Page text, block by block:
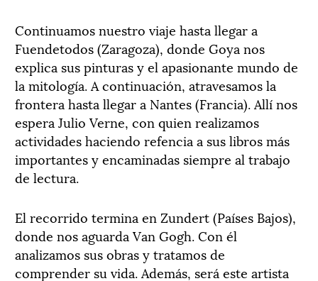
Continuamos nuestro viaje hasta llegar a
Fuendetodos (Zaragoza), donde Goya nos
explica sus pinturas y el apasionante mundo de
la mitología. A continuación, atravesamos la
frontera hasta llegar a Nantes (Francia). Allí nos
espera Julio Verne, con quien realizamos
actividades haciendo refencia a sus libros más
importantes y encaminadas siempre al trabajo
de lectura.
El recorrido termina en Zundert (Países Bajos),
donde nos aguarda Van Gogh. Con él
analizamos sus obras y tratamos de
comprender su vida. Además, será este artista